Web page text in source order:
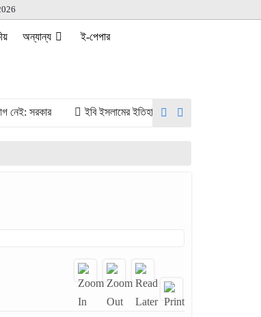
অন্যান্য ই-পেপার
সরকার ​ইবি ইসলামের ইতিহাস ও সংস্কৃতি বিভাগের উদ্যোগে